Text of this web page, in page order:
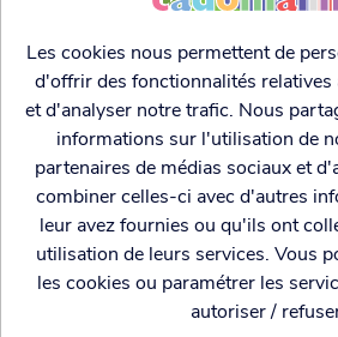
Les cookies nous permettent de
d'offrir des fonctionnalités relatives
et d'analyser notre trafic. Nous
informations sur l'utilisation de
partenaires de médias sociaux et
combiner celles-ci avec d'autres
leur avez fournies ou qu'ils ont
utilisation de leurs services. Vous
les cookies ou paramétrer les
autoriser /